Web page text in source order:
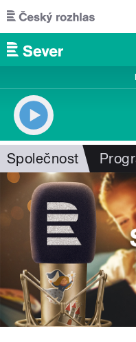
Přejít k hlavnímu obsahu
Společnost